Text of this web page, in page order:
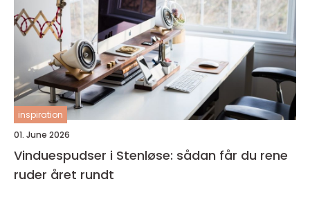
inspiration
01. June 2026
Vinduespudser i Stenløse: sådan får du rene
ruder året rundt